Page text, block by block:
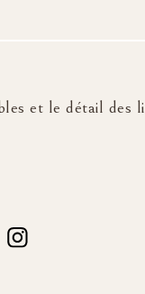
et le détail des